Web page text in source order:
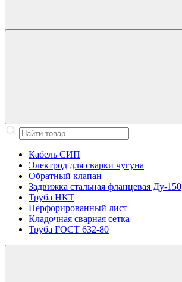
Кабель СИП
Электрод для сварки чугуна
Обратный клапан
Задвижка стальная фланцевая Ду-150
Труба НКТ
Перфорированный лист
Кладочная сварная сетка
Труба ГОСТ 632-80